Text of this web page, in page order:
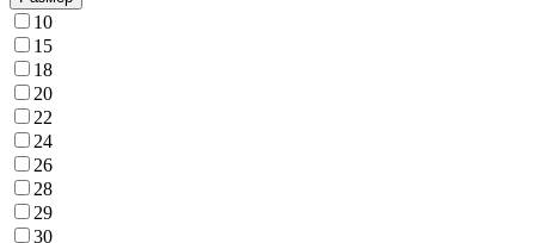
10
15
18
20
22
24
26
28
29
30